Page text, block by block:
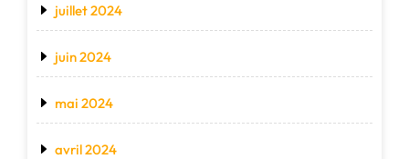
juillet 2024
juin 2024
mai 2024
avril 2024